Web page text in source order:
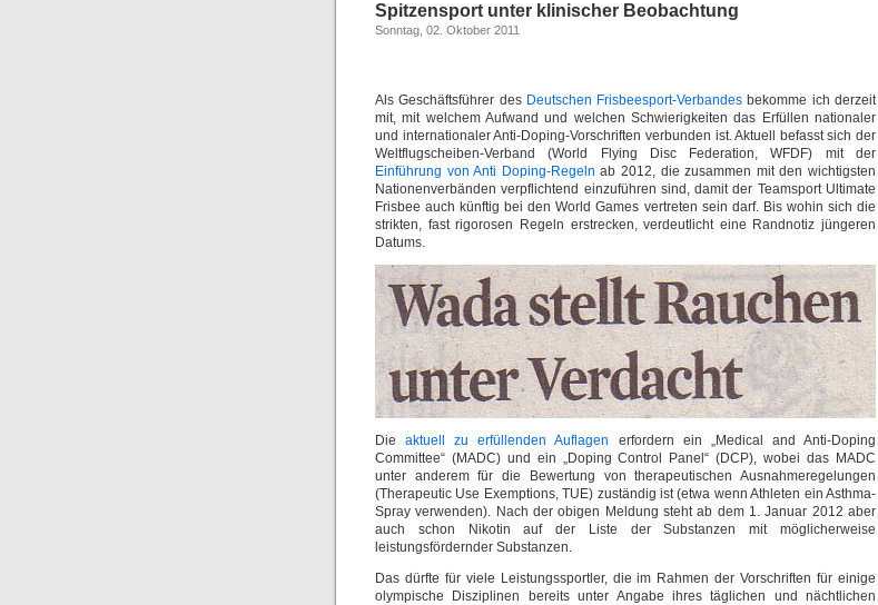
Spitzensport unter klinischer Beobachtung
Sonntag, 02. Oktober 2011
Als Geschäftsführer des Deutschen Frisbeesport-Verbandes bekomme ich derzeit
mit, mit welchem Aufwand und welchen Schwierigkeiten das Erfüllen nationaler
und internationaler Anti-Doping-Vorschriften verbunden ist. Aktuell befasst sich der
Weltflugscheiben-Verband (World Flying Disc Federation, WFDF) mit der
Einführung von Anti Doping-Regeln ab 2012, die zusammen mit den wichtigsten
Nationenverbänden verpflichtend einzuführen sind, damit der Teamsport Ultimate
Frisbee auch künftig bei den World Games vertreten sein darf. Bis wohin sich die
strikten, fast rigorosen Regeln erstrecken, verdeutlicht eine Randnotiz jüngeren
Datums.
Dieaktuell zu erfüllenden Auflagen
erfordern ein „Medical and Anti-Doping
Committee“ (MADC) und ein „Doping Control Panel“ (DCP), wobei das MADC
unter anderem für die Bewertung von therapeutischen Ausnahmeregelungen
(Therapeutic Use Exemptions, TUE) zuständig ist (etwa wenn Athleten ein Asthma-
Spray verwenden). Nach der obigen Meldung steht ab dem 1. Januar 2012 aber
auch schon Nikotin auf der Liste der Substanzen mit möglicherweise
leistungsfördernder Substanzen.
Das dürfte für viele Leistungssportler, die im Rahmen der Vorschriften für einige
olympische Disziplinen bereits unter Angabe ihres täglichen und nächtlichen